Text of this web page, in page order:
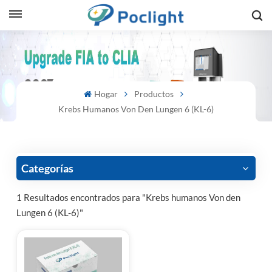
Hogar
Productos
Krebs Humanos Von Den Lungen 6 (KL-6)
Categorías
1 Resultados encontrados para "Krebs humanos Von den
Lungen 6 (KL-6)"